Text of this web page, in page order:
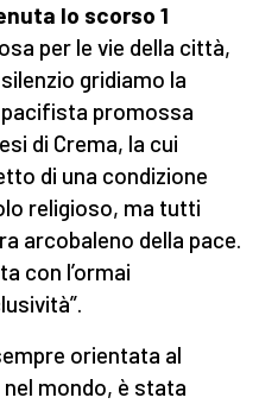
lo scorso 1
per le vie della città,
gridiamo la
pacifista promossa
di Crema, la cui
di una condizione
religioso, ma tutti
arcobaleno della pace.
con l’ormai
orientata al
mondo, è stata